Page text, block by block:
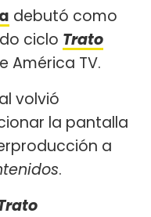
debutó como
ciclo Trato
América TV.
volvió
la pantalla
a
.